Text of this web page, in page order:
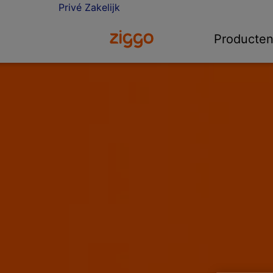
Privé Zakelijk
Ga naar de Ziggo homepageProducten